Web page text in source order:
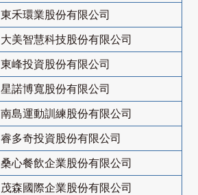
東禾環業股份有限公司
大美智慧科技股份有限公司
東峰投資股份有限公司
星諾博寬股份有限公司
南島運動訓練股份有限公司
睿多奇投資股份有限公司
桑心餐飲企業股份有限公司
茂森國際企業股份有限公司